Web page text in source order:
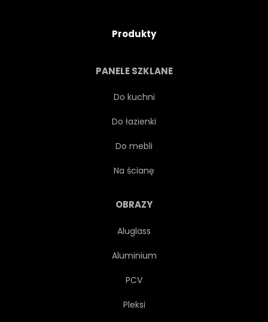
GÓRA
ZMIERZCH
Produkty
PANELE SZKLANE
Do kuchni
Do łazienki
Do mebli
Na ścianę
OBRAZY
Aluglass
Aluminium
PCV
Pleksi